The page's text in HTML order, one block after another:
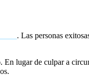
. Las personas
lugar de culpar a